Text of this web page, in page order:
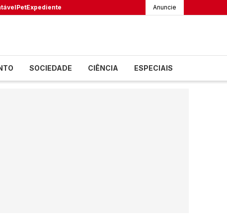
PetExpediente Anuncie
SOCIEDADE CIÊNCIA ESPECIAIS